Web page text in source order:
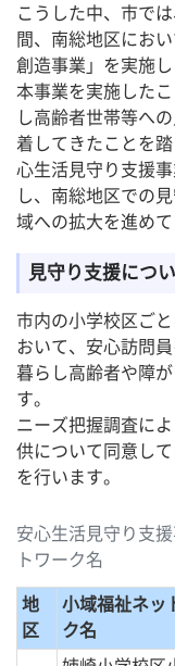
こうした中、市で
間、南総地区にお
創造事業」を実施し
本事業を実施した
し高齢者世帯等へ
着してきたことを
心生活見守り支援
し、南総地区での
域への拡大を進めて
見守り支援につ
市内の小学校区ご
おいて、安心訪問
暮らし高齢者や障
す。
ニーズ把握調査に
供について同意し
を行います。
安心生活見守り支
トワーク名
地
区
小域福祉ネッ
ク名